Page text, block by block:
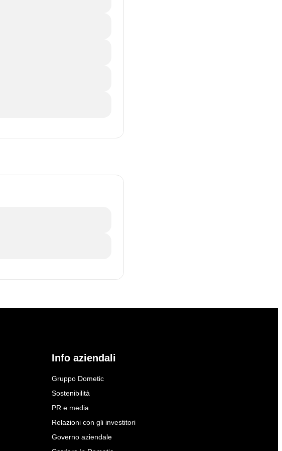
Info aziendali
Gruppo Dometic
Sostenibilità
PR e media
Relazioni con gli investitori
Governo aziendale